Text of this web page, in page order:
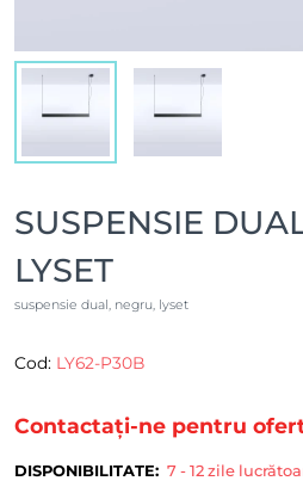
SUSPENSIE
LYSET
suspensie dual, negru, lyset
Cod: LY62-P30B
Contactați-ne pentru
DISPONIBILITATE: 7 - 12 zile